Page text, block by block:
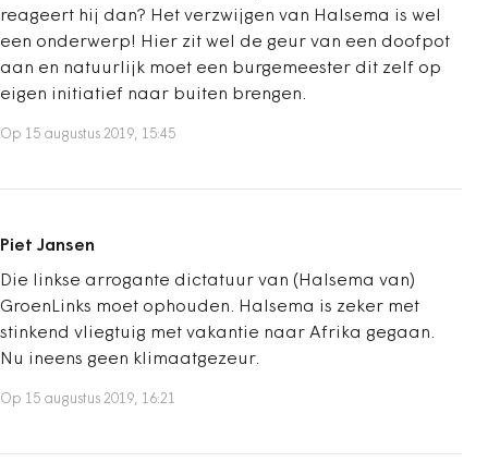
reageert hij dan? Het verzwijgen van Halsema is wel
een onderwerp! Hier zit wel de geur van een doofpot
aan en natuurlijk moet een burgemeester dit zelf op
eigen initiatief naar buiten brengen.
Op 15 augustus 2019, 15:45
Piet Jansen
Die linkse arrogante dictatuur van (Halsema van)
GroenLinks moet ophouden. Halsema is zeker met
stinkend vliegtuig met vakantie naar Afrika gegaan.
Nu ineens geen klimaatgezeur.
Op 15 augustus 2019, 16:21